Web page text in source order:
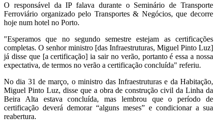
O responsável da IP falava durante o Seminário de Transporte
Ferroviário organizado pelo Transportes & Negócios, que decorre
hoje num hotel no Porto.
"Esperamos que no segundo semestre estejam as certificações
completas. O senhor ministro [das Infraestruturas, Miguel Pinto Luz]
já disse que [a certificação] ia sair no verão, portanto é essa a nossa
expectativa, de termos no verão a certificação concluída" referiu.
No dia 31 de março, o ministro das Infraestruturas e da Habitação,
Miguel Pinto Luz, disse que a obra de construção civil da Linha da
Beira Alta estava concluída, mas lembrou que o período de
certificação deverá demorar “alguns meses” e condicionar a sua
reabertura.